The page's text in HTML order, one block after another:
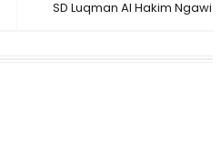
SD Luqman Al Hakim Ngawi